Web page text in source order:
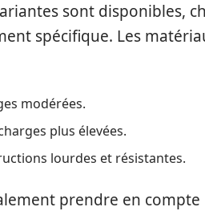
sont disponibles,
spécifique. Les
modérées.
plus élevées.
lourdes et résistantes.
prendre en compte